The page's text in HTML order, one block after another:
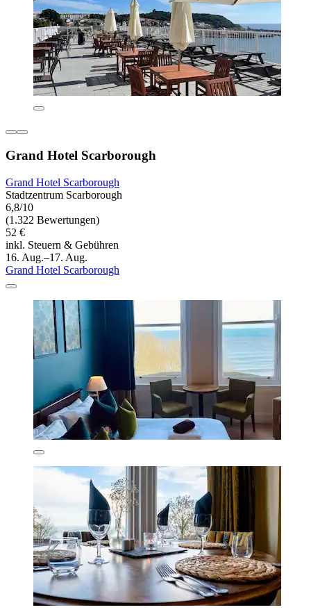
Grand Hotel Scarborough
Grand Hotel Scarborough
Stadtzentrum Scarborough
6,8/10
(1.322 Bewertungen)
52 €
inkl. Steuern & Gebühren
16. Aug.–17. Aug.
Grand Hotel Scarborough